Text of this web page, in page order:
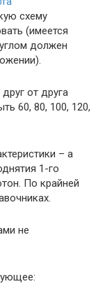
схему
(имеется
должен
от друга
60, 80, 100, 120,
– а
1-го
По крайней
не